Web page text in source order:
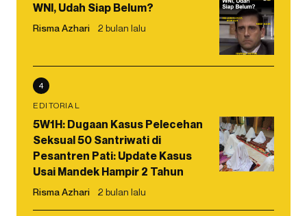
WNI, Udah Siap Belum?
Risma Azhari 2 bulan lalu
4
EDITORIAL
5W1H: Dugaan Kasus Pelecehan
Seksual 50 Santriwati di
Pesantren Pati: Update Kasus
Usai Mandek Hampir 2 Tahun
Risma Azhari 2 bulan lalu